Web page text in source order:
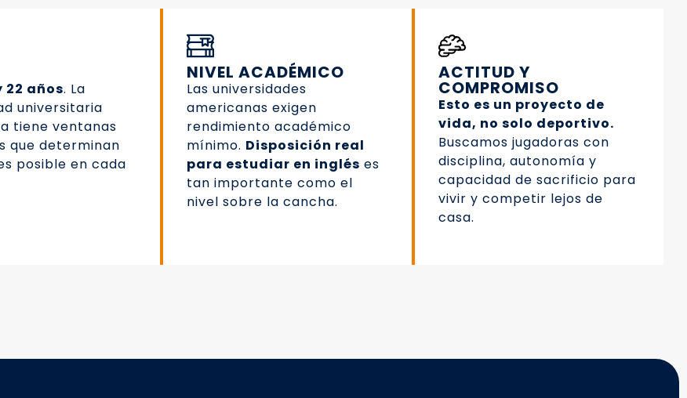
22 años. La
universitaria
tiene ventanas
que determinan
posible en cada
NIVEL ACADÉMICO
Las universidades
americanas exigen
rendimiento académico
mínimo. Disposición real
para estudiar en inglés es
tan importante como el
nivel sobre la cancha.
ACTITUD Y
COMPROMISO
Esto es un proyecto de
vida, no solo deportivo.
Buscamos jugadoras con
disciplina, autonomía y
capacidad de sacrificio para
vivir y competir lejos de
casa.